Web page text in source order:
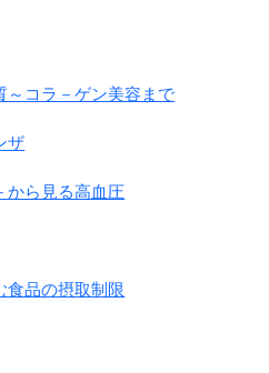
隊 福山）の分だけです。
者
～コラ－ゲン美容まで
ザ
ら見る高血圧
食品の摂取制限